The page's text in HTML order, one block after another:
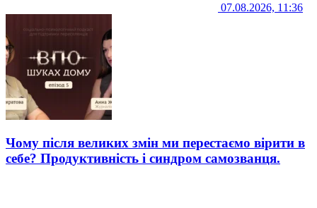
07.08.2026, 11:36
Чому після великих змін ми перестаємо вірити в
себе? Продуктивність і синдром самозванця.